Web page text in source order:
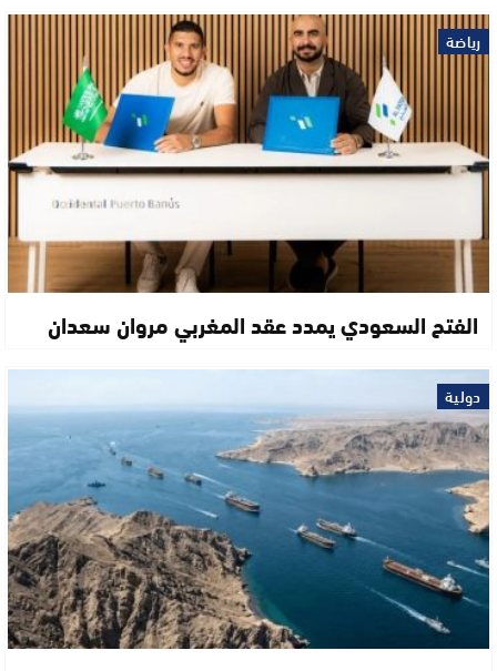
رياضة
الفتح السعودي يمدد عقد المغربي مروان سعدان
دولية